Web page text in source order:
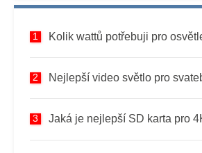
Kolik wattů potřebuji pro
Nejlepší video světlo pro
Jaká je nejlepší SD karta pro